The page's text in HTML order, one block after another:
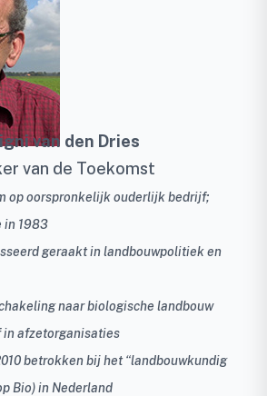
van den Dries
van de Toekomst
op oorspronkelijk ouderlijk bedrijf;
in 1983
geraakt in landbouwpolitiek en
naar biologische landbouw
in afzetorganisaties
betrokken bij het “landbouwkundig
Bio) in Nederland